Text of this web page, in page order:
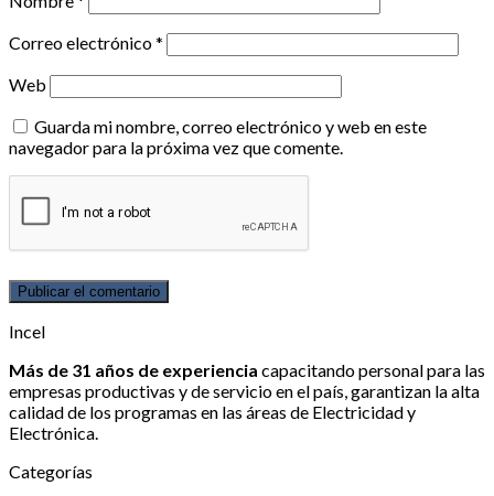
Correo electrónico*
Web
Guarda mi nombre, correo electrónico y web en este
navegador para la próxima vez que comente.
Incel
Más de 31 años de experiencia capacitando personal para las
empresas productivas y de servicio en el país, garantizan la alta
calidad de los programas en las áreas de Electricidad y
Electrónica.
Categorías